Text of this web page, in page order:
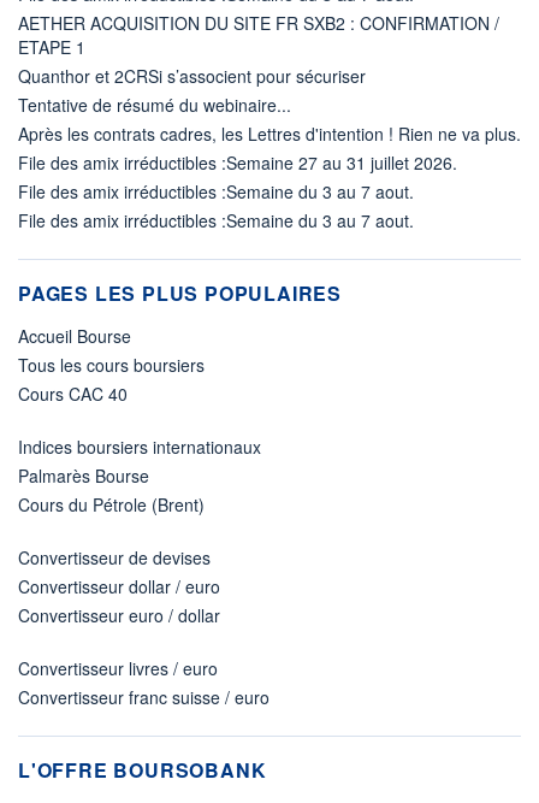
AETHER ACQUISITION DU SITE FR SXB2 : CONFIRMATION /
ETAPE 1
Quanthor et 2CRSi s’associent pour sécuriser
Tentative de résumé du webinaire...
Après les contrats cadres, les Lettres d'intention ! Rien ne va plus.
File des amix irréductibles :Semaine 27 au 31 juillet 2026.
File des amix irréductibles :Semaine du 3 au 7 aout.
File des amix irréductibles :Semaine du 3 au 7 aout.
PAGES LES PLUS POPULAIRES
Accueil Bourse
Tous les cours boursiers
Cours CAC 40
Indices boursiers internationaux
Palmarès Bourse
Cours du Pétrole (Brent)
Convertisseur de devises
Convertisseur dollar / euro
Convertisseur euro / dollar
Convertisseur livres / euro
Convertisseur franc suisse / euro
L'OFFRE BOURSOBANK